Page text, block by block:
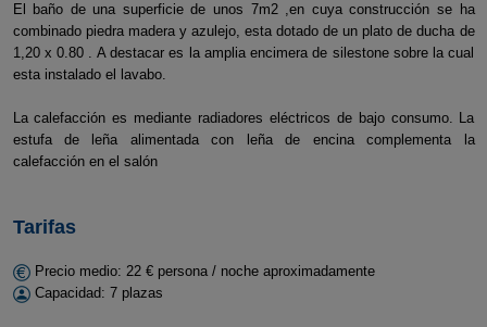
El baño de una superficie de unos 7m2 ,en cuya construcción se ha
combinado piedra madera y azulejo, esta dotado de un plato de ducha de
1,20 x 0.80 . A destacar es la amplia encimera de silestone sobre la cual
esta instalado el lavabo.
La calefacción es mediante radiadores eléctricos de bajo consumo. La
estufa de leña alimentada con leña de encina complementa la
calefacción en el salón
Tarifas
Precio medio: 22 € persona / noche aproximadamente
Capacidad: 7 plazas